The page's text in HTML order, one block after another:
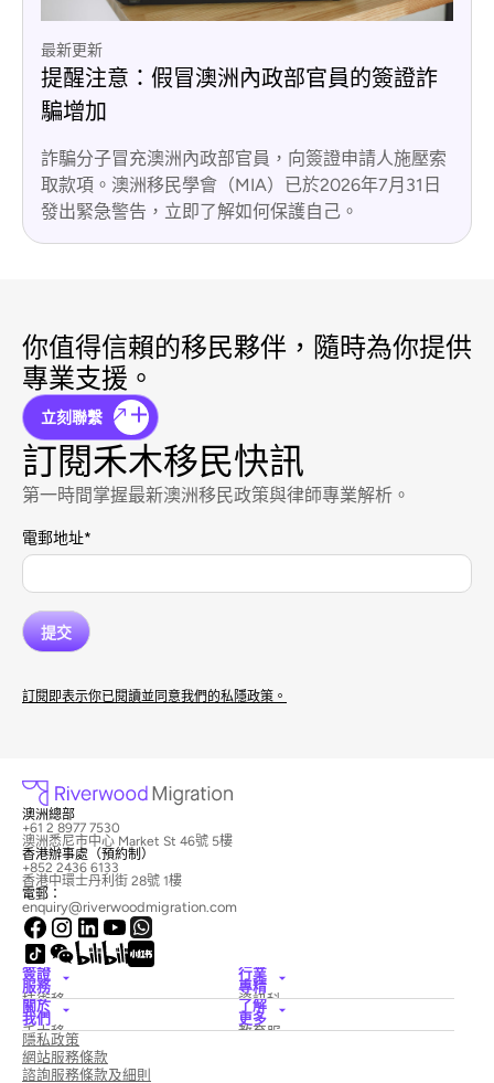
最新更新
提醒注意：假冒澳洲內政部官員的簽證詐
騙增加
詐騙分子冒充澳洲內政部官員，向簽證申請人施壓索
取款項。澳洲移民學會（MIA）已於2026年7月31日
發出緊急警告，立即了解如何保護自己。
你值得信賴的移民夥伴，隨時為你提供
專業支援。
立刻聯繫
訂閱禾木移民快訊
第一時間掌握最新澳洲移民政策與律師專業解析。
電郵地址*
訂閱即表示你已閱讀並同意我們的私隱政策。
澳洲總部
+61 2 8977 7530
澳洲悉尼市中心 Market St 46號 5樓
香港辦事處（預約制）
+852 2436 6133
香港中環士丹利街 28號 1樓
電郵：
enquiry@riverwoodmigration.com
簽證
服務
技術移
民簽證
僱主擔
保簽證
國家創
新簽證
配偶簽
行業
專精
資訊科
技
酒店與
關於
我們
禾木移
民律師
事務所
新聞與
了解
更多
教育服
隱私政策
網站服務條款
諮詢服務條款及細則